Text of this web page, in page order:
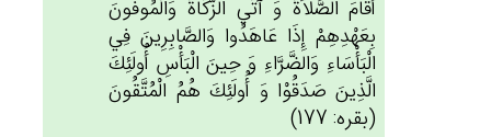
أَقَام‌َ الصَّلاَة‌َ وَ آتَي‌ الزَّكَاة‌َ وَالْمُوفُون‌َ
بِعَهْدِهِم‌ْ إِذَا عَاهَدُوا وَالصَّابِرِين‌َ فِي‌
الْبَأْسَاءِ وَالضَّرَّاءِ وَ حِين‌َ الْبَأْس‌ِ أُولَئِك‌َ
الَّذِين‌َ صَدَقُوْا وَ أُولَئِك‌َ هُم‌ُ الْمُتَّقُون‌َ
(بقره: 177)